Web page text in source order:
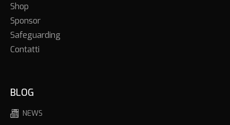
Shop
Sponsor
Safeguarding
Contatti
BLOG
NEWS